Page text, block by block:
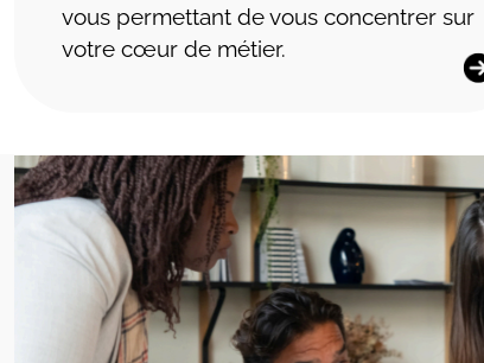
vous permettant de vous concentrer sur
votre cœur de métier.